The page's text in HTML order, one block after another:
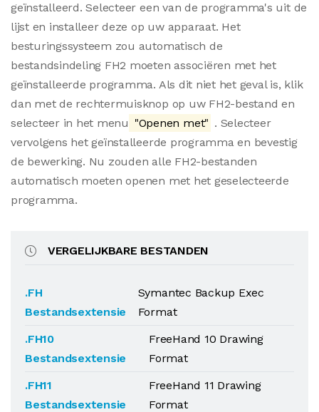
geïnstalleerd. Selecteer een van de programma's uit de
lijst en installeer deze op uw apparaat. Het
besturingssysteem zou automatisch de
bestandsindeling FH2 moeten associëren met het
geïnstalleerde programma. Als dit niet het geval is, klik
dan met de rechtermuisknop op uw FH2-bestand en
selecteer in het menu "Openen met" . Selecteer
vervolgens het geïnstalleerde programma en bevestig
de bewerking. Nu zouden alle FH2-bestanden
automatisch moeten openen met het geselecteerde
programma.
VERGELIJKBARE BESTANDEN
.FH
Bestandsextensie
Symantec Backup Exec
Format
.FH10
Bestandsextensie
FreeHand 10 Drawing
Format
.FH11
Bestandsextensie
FreeHand 11 Drawing
Format